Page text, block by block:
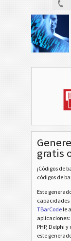
gratis
¡Códigos de
códigos de
Este
capacidades
TBarCode le
aplicaciones:
PHP, Delphi
este